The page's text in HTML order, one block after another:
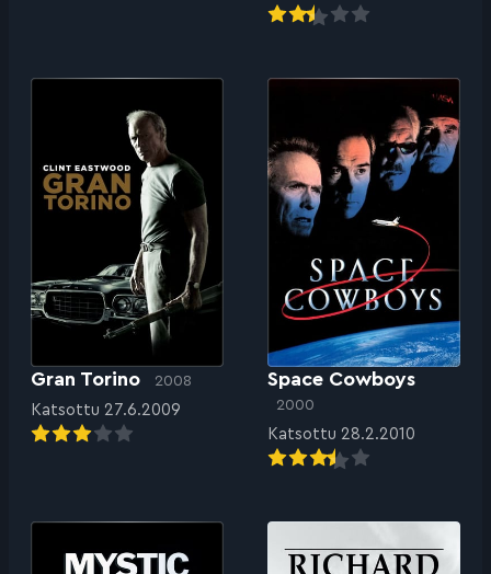
Gran Torino 2008
Katsottu 27.6.2009
Space Cowboys
2000
Katsottu 28.2.2010